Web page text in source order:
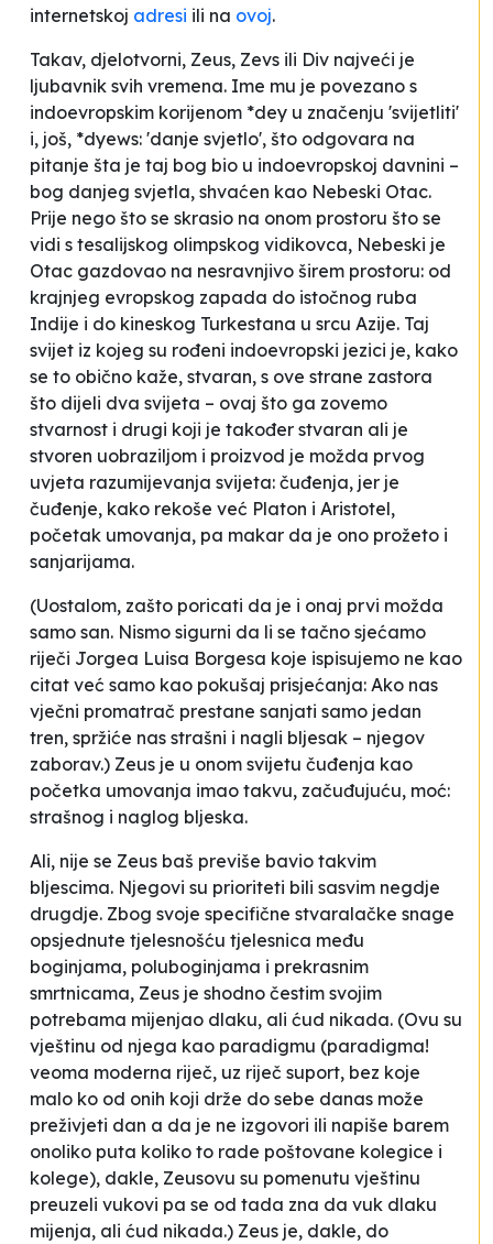
internetskoj adresi ili na ovoj.
Takav, djelotvorni, Zeus, Zevs ili Div najveći je
ljubavnik svih vremena. Ime mu je povezano s
indoevropskim korijenom *dey u značenju 'svijetliti'
i, još, *dyews: 'danje svjetlo', što odgovara na
pitanje šta je taj bog bio u indoevropskoj davnini –
bog danjeg svjetla, shvaćen kao Nebeski Otac.
Prije nego što se skrasio na onom prostoru što se
vidi s tesalijskog olimpskog vidikovca, Nebeski je
Otac gazdovao na nesravnjivo širem prostoru: od
krajnjeg evropskog zapada do istočnog ruba
Indije i do kineskog Turkestana u srcu Azije. Taj
svijet iz kojeg su rođeni indoevropski jezici je, kako
se to obično kaže, stvaran, s ove strane zastora
što dijeli dva svijeta – ovaj što ga zovemo
stvarnost i drugi koji je također stvaran ali je
stvoren uobraziljom i proizvod je možda prvog
uvjeta razumijevanja svijeta: čuđenja, jer je
čuđenje, kako rekoše već Platon i Aristotel,
početak umovanja, pa makar da je ono prožeto i
sanjarijama.
(Uostalom, zašto poricati da je i onaj prvi možda
samo san. Nismo sigurni da li se tačno sjećamo
riječi Jorgea Luisa Borgesa koje ispisujemo ne kao
citat već samo kao pokušaj prisjećanja: Ako nas
vječni promatrač prestane sanjati samo jedan
tren, spržiće nas strašni i nagli bljesak – njegov
zaborav.) Zeus je u onom svijetu čuđenja kao
početka umovanja imao takvu, začuđujuću, moć:
strašnog i naglog bljeska.
Ali, nije se Zeus baš previše bavio takvim
bljescima. Njegovi su prioriteti bili sasvim negdje
drugdje. Zbog svoje specifične stvaralačke snage
opsjednute tjelesnošću tjelesnica među
boginjama, poluboginjama i prekrasnim
smrtnicama, Zeus je shodno čestim svojim
potrebama mijenjao dlaku, ali ćud nikada. (Ovu su
vještinu od njega kao paradigmu (paradigma!
veoma moderna riječ, uz riječ suport, bez koje
malo ko od onih koji drže do sebe danas može
preživjeti dan a da je ne izgovori ili napiše barem
onoliko puta koliko to rade poštovane kolegice i
kolege), dakle, Zeusovu su pomenutu vještinu
preuzeli vukovi pa se od tada zna da vuk dlaku
mijenja, ali ćud nikada.) Zeus je, dakle, do